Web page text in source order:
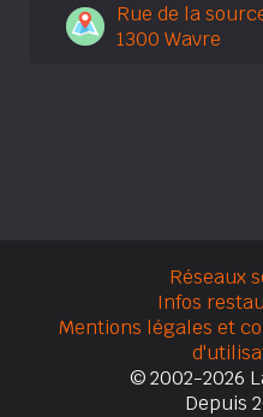
Rue de la
1300 Wavre
Réseaux
Infos
Mentions légales et
© 2002-2026
Depuis